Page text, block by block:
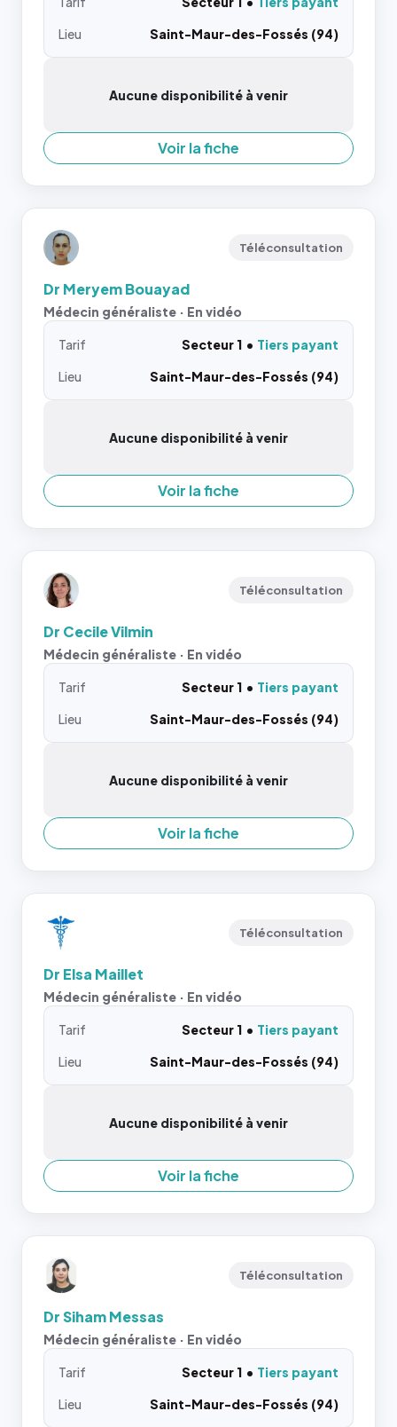
Lieu
Saint-Maur-des-Fossés (94)
Aucune disponibilité à venir
Voir la fiche
Téléconsultation
Dr Meryem Bouayad
Médecin généraliste · En vidéo
Tarif Secteur 1
Tiers payant
Lieu
Saint-Maur-des-Fossés (94)
Aucune disponibilité à venir
Voir la fiche
Téléconsultation
Dr Cecile Vilmin
Médecin généraliste · En vidéo
Tarif Secteur 1
Tiers payant
Lieu
Saint-Maur-des-Fossés (94)
Aucune disponibilité à venir
Voir la fiche
Téléconsultation
Dr Elsa Maillet
Médecin généraliste · En vidéo
Tarif Secteur 1
Tiers payant
Lieu
Saint-Maur-des-Fossés (94)
Aucune disponibilité à venir
Voir la fiche
Téléconsultation
Dr Siham Messas
Médecin généraliste · En vidéo
Tarif Secteur 1
Tiers payant
Lieu
Saint-Maur-des-Fossés (94)